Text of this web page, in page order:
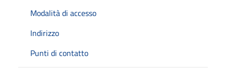
Modalità di accesso
Indirizzo
Punti di contatto